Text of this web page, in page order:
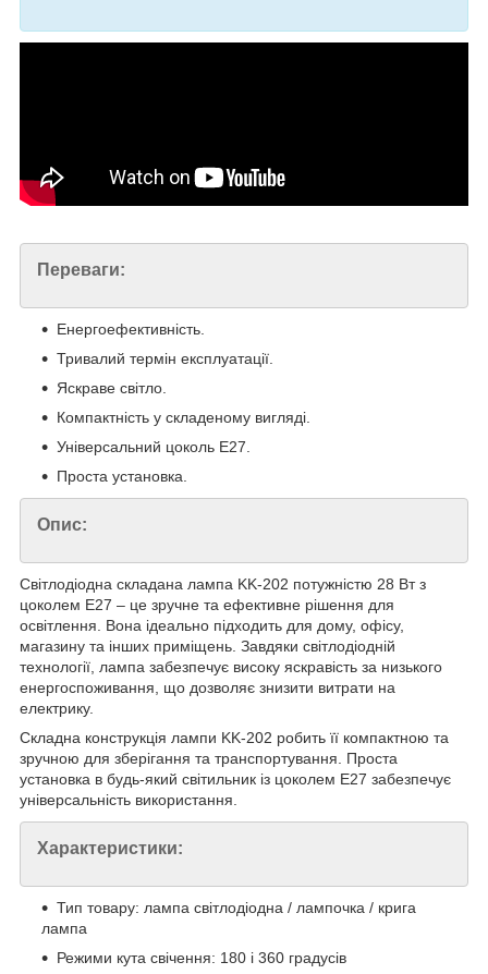
Переваги:
Енергоефективність.
Тривалий термін експлуатації.
Яскраве світло.
Компактність у складеному вигляді.
Універсальний цоколь E27.
Проста установка.
Опис:
Світлодіодна складана лампа KK-202 потужністю 28 Вт з
цоколем E27 – це зручне та ефективне рішення для
освітлення. Вона ідеально підходить для дому, офісу,
магазину та інших приміщень. Завдяки світлодіодній
технології, лампа забезпечує високу яскравість за низького
енергоспоживання, що дозволяє знизити витрати на
електрику.
Складна конструкція лампи KK-202 робить її компактною та
зручною для зберігання та транспортування. Проста
установка в будь-який світильник із цоколем E27 забезпечує
універсальність використання.
Характеристики:
Тип товару: лампа світлодіодна / лампочка / крига
лампа
Режими кута свічення: 180 і 360 градусів